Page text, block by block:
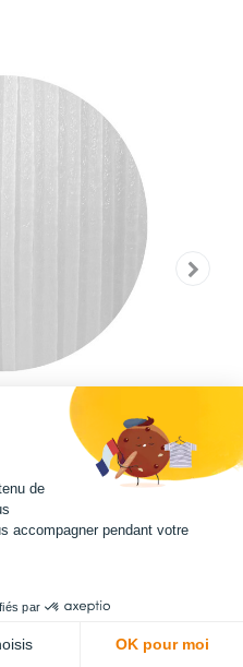
11-4001 TPG fait partie de
une exceptionnelle qualité en
au choc, résistance aux effets
de
accompagner pendant votre
par
OK pour moi